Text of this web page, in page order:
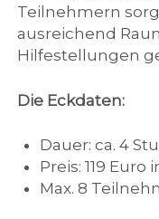
Teilnehmern
ausreichend
Hilfestellungen
Die Eckdaten:
Dauer: ca. 4
Preis: 119 Euro
Max. 8